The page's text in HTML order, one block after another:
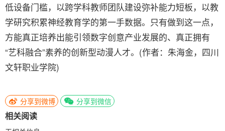
低设备门槛，以跨学科教师团队建设弥补能力短板，以教
学研究积累神经教育学的第一手数据。只有做到这一点，
方能真正培养出能引领数字创意产业发展的、真正拥有
“艺科融合”素养的创新型动漫人才。(作者：朱海金，四川
文轩职业学院)
分享到微博 分享到微信
相关阅读